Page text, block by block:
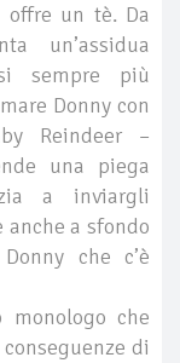
offre un tè. Da
un’assidua
sempre più
Donny con
Reindeer –
una piega
a inviargli
a sfondo
che c’è
monologo che
di